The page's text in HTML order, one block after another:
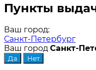
Пункты
Ваш город:
Санкт-Петербург
Ваш город Санкт-